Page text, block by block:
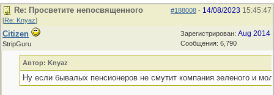
#188008 - 14/08/2023 15:45:47
Re: Просветите непосвященного
[Re: Knyaz]
Зарегистрирован: Aug 2014
Сообщения: 6,790
Citizen
StripGuru
Автор: Knyaz
Ну если бывалых пенсионеров не смутит компания зеленого и